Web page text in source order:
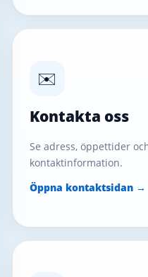
✉️
Kontakta oss
Se adress, öppettider
kontaktinformation.
Öppna kontaktsidan →